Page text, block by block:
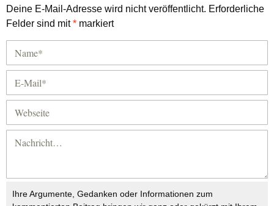
Deine E-Mail-Adresse wird nicht veröffentlicht. Erforderliche
Felder sind mit* markiert
Ihre Argumente, Gedanken oder Informationen zum